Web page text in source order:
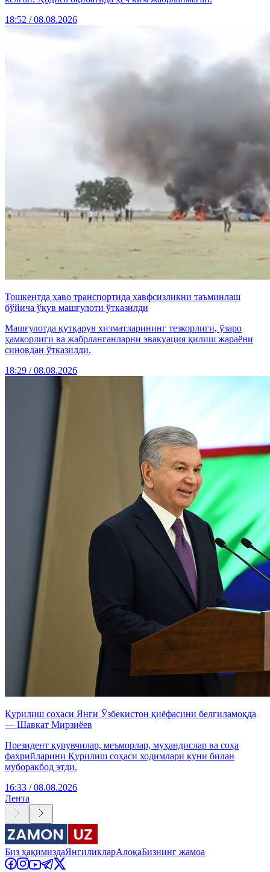
18:52 / 08.08.2026
Тошкентда ҳаво транспортида хавфсизликни таъминлаш
бўйича ўқув машғулоти ўтказилди
Машғулотда қутқарув хизматларининг тезкорлиги, ўзаро
ҳамкорлиги ва жабрланганларни эвакуация қилиш жараёни
синовдан ўтказилди.
18:29 / 08.08.2026
Қурилиш соҳаси Янги Ўзбекистон қиёфасини белгиламоқда
— Шавкат Мирзиёев
Президент қурувчилар, меъморлар, муҳандислар ва соҳа
фахрийларини Қурилиш соҳаси ходимлари куни билан
муборакбод этди.
16:33 / 08.08.2026
Лента
Биз ҳақимиздаЯнгиликларАлоқаБизнинг жамоа